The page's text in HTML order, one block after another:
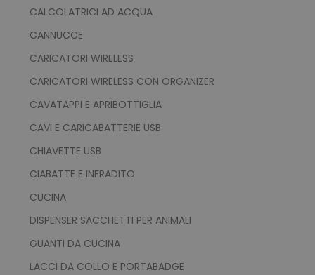
CALCOLATRICI AD ACQUA
CANNUCCE
CARICATORI WIRELESS
CARICATORI WIRELESS CON ORGANIZER
CAVATAPPI E APRIBOTTIGLIA
CAVI E CARICABATTERIE USB
CHIAVETTE USB
CIABATTE E INFRADITO
CUCINA
DISPENSER SACCHETTI PER ANIMALI
GUANTI DA CUCINA
LACCI DA COLLO E PORTABADGE